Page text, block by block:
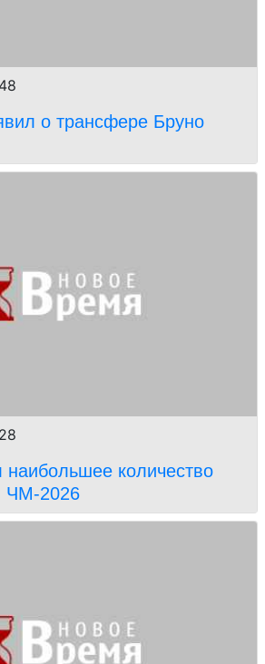
о трансфере Бруно
количество
ЧМ-2026